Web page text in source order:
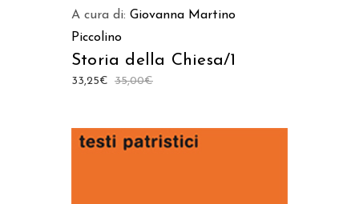
A cura di: Giovanna Martino
Piccolino
Storia della Chiesa/1
35,00€
33,25€